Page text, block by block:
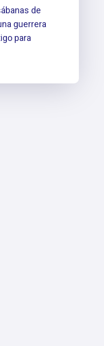
de
guerrera
para